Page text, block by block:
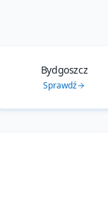
Bydgoszcz
Sprawdź